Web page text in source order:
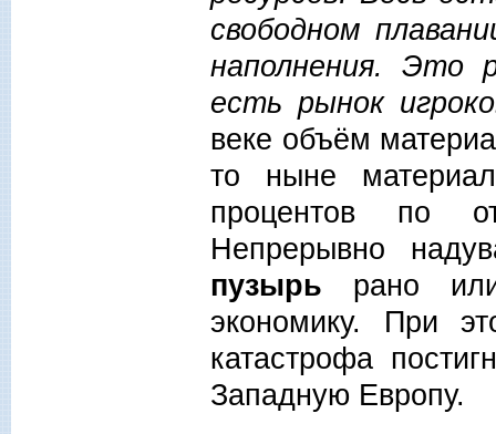
свободном
наполнения. Это
есть рынок
веке объём
то ныне
процентов по
Непрерывно
пузырь рано
экономику. При
катастрофа
Западную Европу.